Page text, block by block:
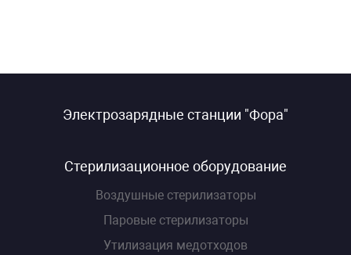
Электрозарядные станции "Фора"
Стерилизационное оборудование
Воздушные стерилизаторы
Паровые стерилизаторы
Утилизация медотходов